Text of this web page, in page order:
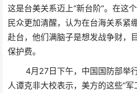
这是台美关系迈上“新台阶”。在这
民众更加清醒，认为在台海关系紧
赴台，他们满脑子是想发战争财，
保护费。
4月27日下午，中国国防部举行
人谭克非大校表示，美方的这些“